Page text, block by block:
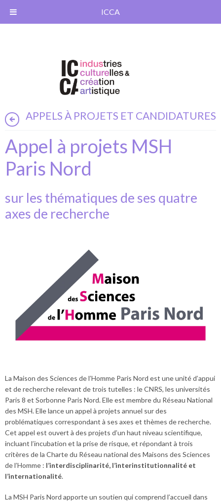
APPELS À PROJETS ET CANDIDATURES
Appel à projets MSH
Paris Nord
sur les thématiques de ses quatre
axes de recherche
La Maison des Sciences de l’Homme Paris Nord est une unité d’appui
et de recherche relevant de trois tutelles : le CNRS, les universités
Paris 8 et Sorbonne Paris Nord. Elle est membre du Réseau National
des MSH. Elle lance un appel à projets annuel sur des
problématiques correspondant à ses axes et thèmes de recherche.
Cet appel est ouvert à des projets d’un haut niveau scientifique,
incluant l’incubation et la prise de risque, et répondant à trois
critères de la Charte du Réseau national des Maisons des Sciences
de l’Homme : l’interdisciplinarité, l’interinstitutionnalité et
l’internationalité.
La MSH Paris Nord apporte un soutien qui comprend l’accueil dans
ICCA